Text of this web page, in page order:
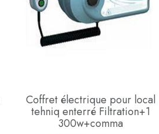
Coffret électrique pour local
tehniq enterré Filtration+1
300w+comma